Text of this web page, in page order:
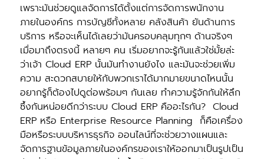
เพราะมันช่วยดูแลจัดการได้ตั้งแต่การจัดการพนักงาน
ภายในองค์กร การบัญชีทั้งหลาย คลังสินค้า ยันด้านการ
บริการ หรือจะเห็นได้เลยว่ามันครอบคลุมทุกๆ ด้านจริงๆ
เมื่อมาถึงตรงนี้ หลายๆ คน เริ่มอยากจะรู้กันแล้วใช่มั้ยล่ะ
ว่าเจ้า Cloud ERP นั้นมันทํางานยังไง และมันจะช่วยเพิ่ม
ความ สะดวกสบายให้กับพวกเราได้มากมายขนาดไหนนั้น
อยากรู้ก็ต้องไปดูต่อพร้อมๆ กันเลย ทําความรู้จักกันให้ลึก
ซึ้งกันหน่อยดีกว่าระบบ Cloud ERP คืออะไรกัน? Cloud
ERP หรือ Enterprise Resource Planning ​ก็คือเครื่อง
มือหรือระบบบริหารธุรกิจ ออนไลน์ที่จะช่วยวางแผนและ
จัดการฐานข้อมูลภายในองค์กรของเราให้ออกมาเป็นรูปเป็น